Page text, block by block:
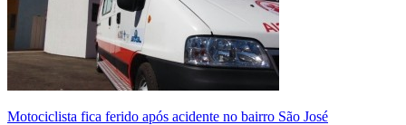
Motociclista fica ferido após acidente no bairro São José